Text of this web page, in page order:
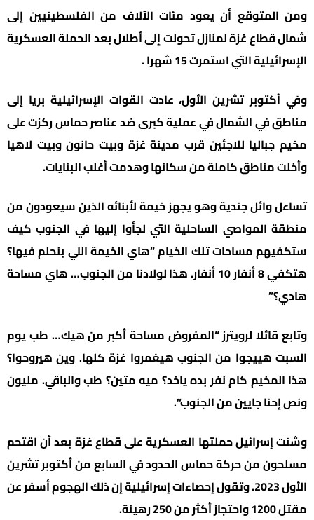
ومن المتوقع أن يعود مئات الآلاف من الفلسطينيين إلى
شمال قطاع غزة لمنازل تحولت إلى أطلال بعد الحملة العسكرية
الإسرائيلية التي استمرت 15 شهرا .
وفي أكتوبر تشرين الأول، عادت القوات الإسرائيلية بريا إلى
مناطق في الشمال في عملية كبرى ضد عناصر حماس ركزت على
مخيم جباليا للاجئين قرب مدينة غزة وبيت حانون وبيت لاهيا
وأخلت مناطق كاملة من سكانها وهدمت أغلب البنايات.
تساءل وائل جندية وهو يجهز خيمة لأبنائه الذين سيعودون من
منطقة المواصي الساحلية التي لجأوا إليها في الجنوب كيف
ستكفيهم مساحات تلك الخيام “هاي الخيمة اللي بنحلم فيها؟
هتكفي 8 أنفار 10 أنفار. هذا لولادنا من الجنوب… هاي مساحة
هادي؟”
وتابع قائلا لرويترز “المفروض مساحة أكبر من هيك… طب يوم
السبت هييجوا من الجنوب هيغمروا غزة كلها. وين هيروحوا؟
هذا المخيم كام نفر بده ياخد؟ ميه متين؟ طب والباقي. مليون
ونص إحنا جايين من الجنوب”.
وشنت إسرائيل حملتها العسكرية على قطاع غزة بعد أن اقتحم
مسلحون من حركة حماس الحدود في السابع من أكتوبر تشرين
الأول 2023. وتقول إحصاءات إسرائيلية إن ذلك الهجوم أسفر عن
مقتل 1200 واحتجاز أكثر من 250 رهينة.